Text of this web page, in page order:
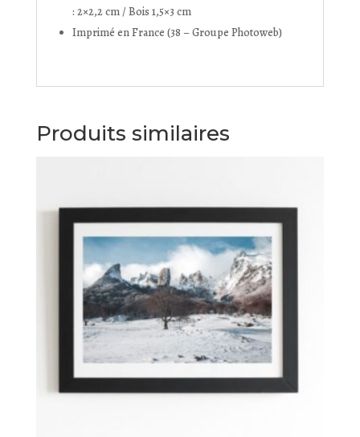
: 2×2,2 cm / Bois 1,5×3 cm
Imprimé en France (38 – Groupe Photoweb)
Produits similaires